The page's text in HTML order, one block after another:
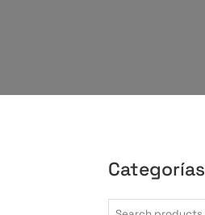
Categorías